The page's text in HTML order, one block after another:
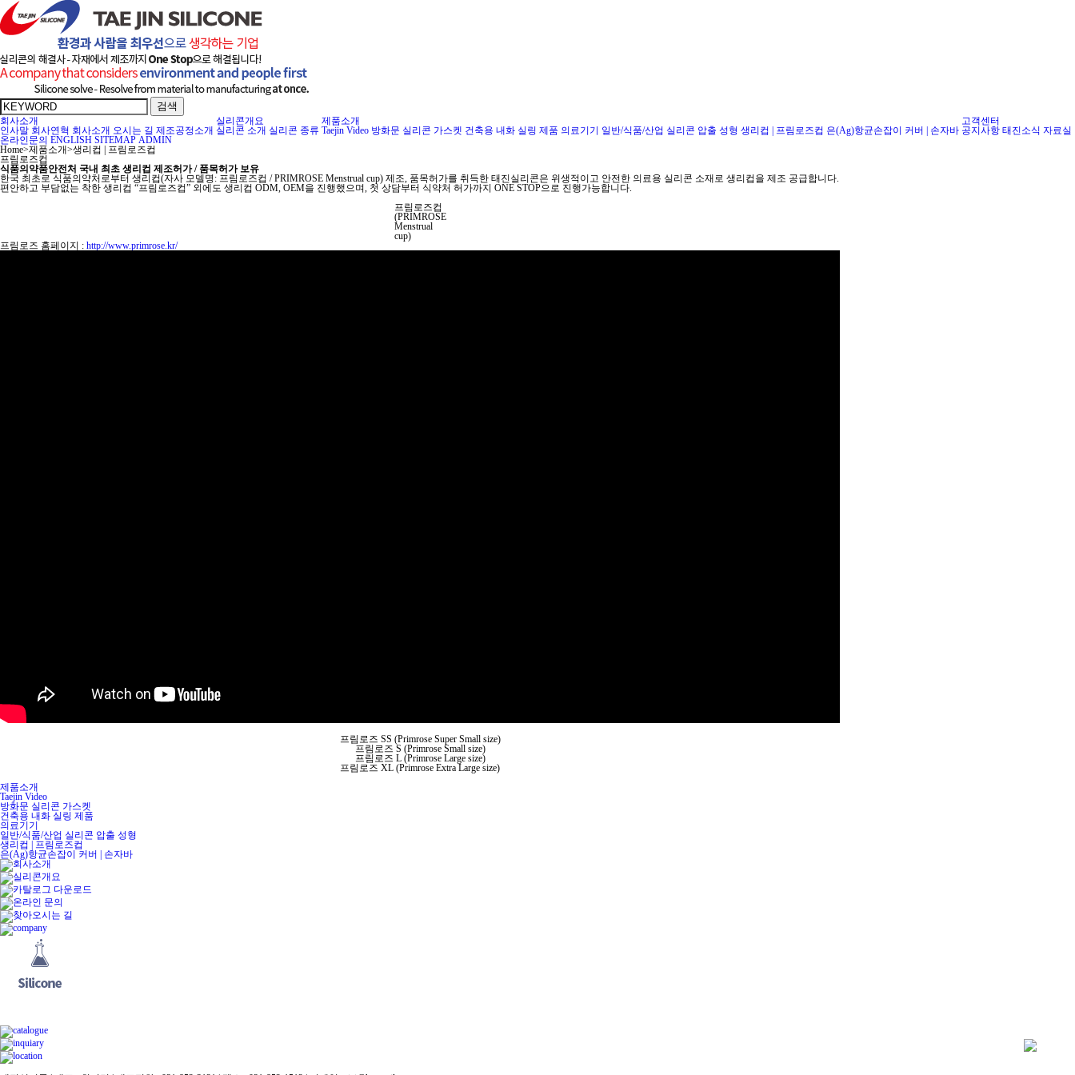
검색
회사소개
인사말 회사연혁 회사소개 오시는 길 제조공정소개
실리콘개요
실리콘 소개 실리콘 종류
제품소개
Taejin Video 방화문 실리콘 가스켓 건축용 내화 실링 제품 의료기기 일반/식품/산업 실리콘 압출 성형 생리컵 | 프림로즈컵 은(Ag)항균손잡이 커버 | 손자바
고객센터
공지사항 태진소식 자료실
온라인문의 ENGLISH SITEMAP ADMIN
Home>제품소개>생리컵 | 프림로즈컵
프림로즈컵
식품의약품안전처 국내 최초 생리컵 제조허가 / 품목허가 보유
한국 최초로 식품의약처로부터 생리컵(자사 모델명: 프림로즈컵 / PRIMROSE Menstrual cup) 제조, 품목허가를 취득한 태진실리콘은 위생적이고 안전한 의료용 실리콘 소재로 생리컵을 제조 공급합니다.
편안하고 부담없는 착한 생리컵 “프림로즈컵” 외에도 생리컵 ODM, OEM을 진행했으며, 첫 상담부터 식약처 허가까지 ONE STOP으로 진행가능합니다.
프림로즈컵
(PRIMROSE
Menstrual
cup)
프림로즈 홈페이지 : http://www.primrose.kr/
프림로즈 SS (Primrose Super Small size)
프림로즈 S (Primrose Small size)
프림로즈 L (Primrose Large size)
프림로즈 XL (Primrose Extra Large size)
제품소개
Taejin Video
방화문 실리콘 가스켓
건축용 내화 실링 제품
의료기기
일반/식품/산업 실리콘 압출 성형
생리컵 | 프림로즈컵
은(Ag)항균손잡이 커버 | 손자바